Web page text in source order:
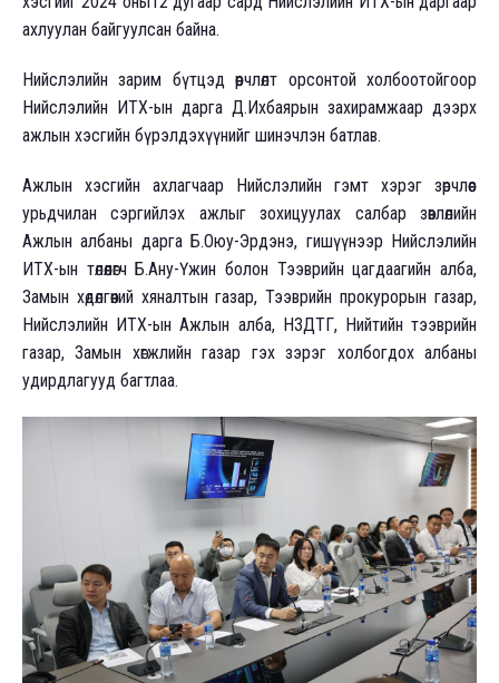
ахлуулан байгуулсан байна.
Нийслэлийн зарим бүтцэд өөрчлөлт орсонтой холбоотойгоор
Нийслэлийн ИТХ-ын дарга Д.Ихбаярын захирамжаар дээрх
ажлын хэсгийн бүрэлдэхүүнийг шинэчлэн батлав.
Ажлын хэсгийн ахлагчаар Нийслэлийн гэмт хэрэг зөрчлөөс
урьдчилан сэргийлэх ажлыг зохицуулах салбар зөвлөлийн
Ажлын албаны дарга Б.Оюу-Эрдэнэ, гишүүнээр Нийслэлийн
ИТХ-ын төлөөлөгч Б.Ану-Үжин болон Тээврийн цагдаагийн алба,
Замын хөдөлгөөний хяналтын газар, Тээврийн прокурорын газар,
Нийслэлийн ИТХ-ын Ажлын алба, НЗДТГ, Нийтийн тээврийн
газар, Замын хөгжлийн газар гэх зэрэг холбогдох албаны
удирдлагууд багтлаа.